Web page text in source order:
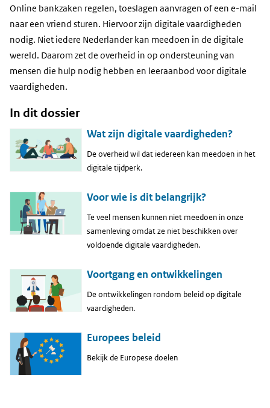
Online bankzaken regelen, toeslagen aanvragen of een e-mail
naar een vriend sturen. Hiervoor zijn digitale vaardigheden
nodig. Niet iedere Nederlander kan meedoen in de digitale
wereld. Daarom zet de overheid in op ondersteuning van
mensen die hulp nodig hebben en leeraanbod voor digitale
vaardigheden.
In dit dossier
Wat zijn digitale vaardigheden?
De overheid wil dat iedereen kan meedoen in het
digitale tijdperk.
Voor wie is dit belangrijk?
Te veel mensen kunnen niet meedoen in onze
samenleving omdat ze niet beschikken over
voldoende digitale vaardigheden.
Voortgang en ontwikkelingen
De ontwikkelingen rondom beleid op digitale
vaardigheden.
Europees beleid
Bekijk de Europese doelen